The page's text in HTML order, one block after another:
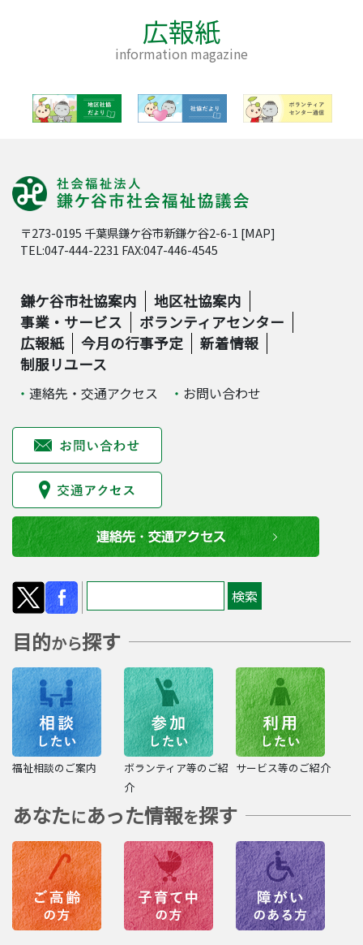
広報紙
information magazine
〒273-0195 千葉県鎌ケ谷市新鎌ケ谷2-6-1 [MAP]
TEL:047-444-2231 FAX:047-446-4545
鎌ケ谷市社協案内
地区社協案内
事業・サービス
ボランティアセンター
広報紙
今月の行事予定
新着情報
制服リユース
連絡先・交通アクセス お問い合わせ
目的から探す
福祉相談のご案内
ボランティア等のご紹
介
サービス等のご紹介
あなたにあった情報を探す